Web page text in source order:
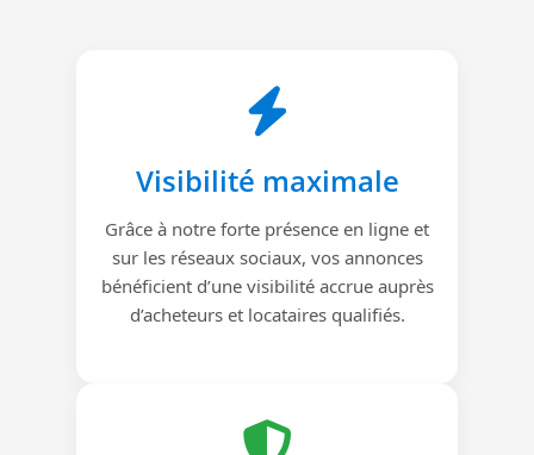
Visibilité maximale
Grâce à notre forte présence en ligne et
sur les réseaux sociaux, vos annonces
bénéficient d’une visibilité accrue auprès
d’acheteurs et locataires qualifiés.